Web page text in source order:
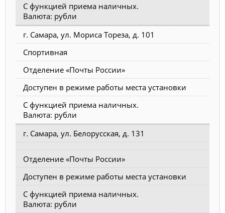
С функцией приема наличных.
Валюта: рубли
г. Самара, ул. Мориса Тореза, д. 101
Спортивная
Отделение «Почты России»
Доступен в режиме работы места установки
С функцией приема наличных.
Валюта: рубли
г. Самара, ул. Белорусская, д. 131
Отделение «Почты России»
Доступен в режиме работы места установки
С функцией приема наличных.
Валюта: рубли